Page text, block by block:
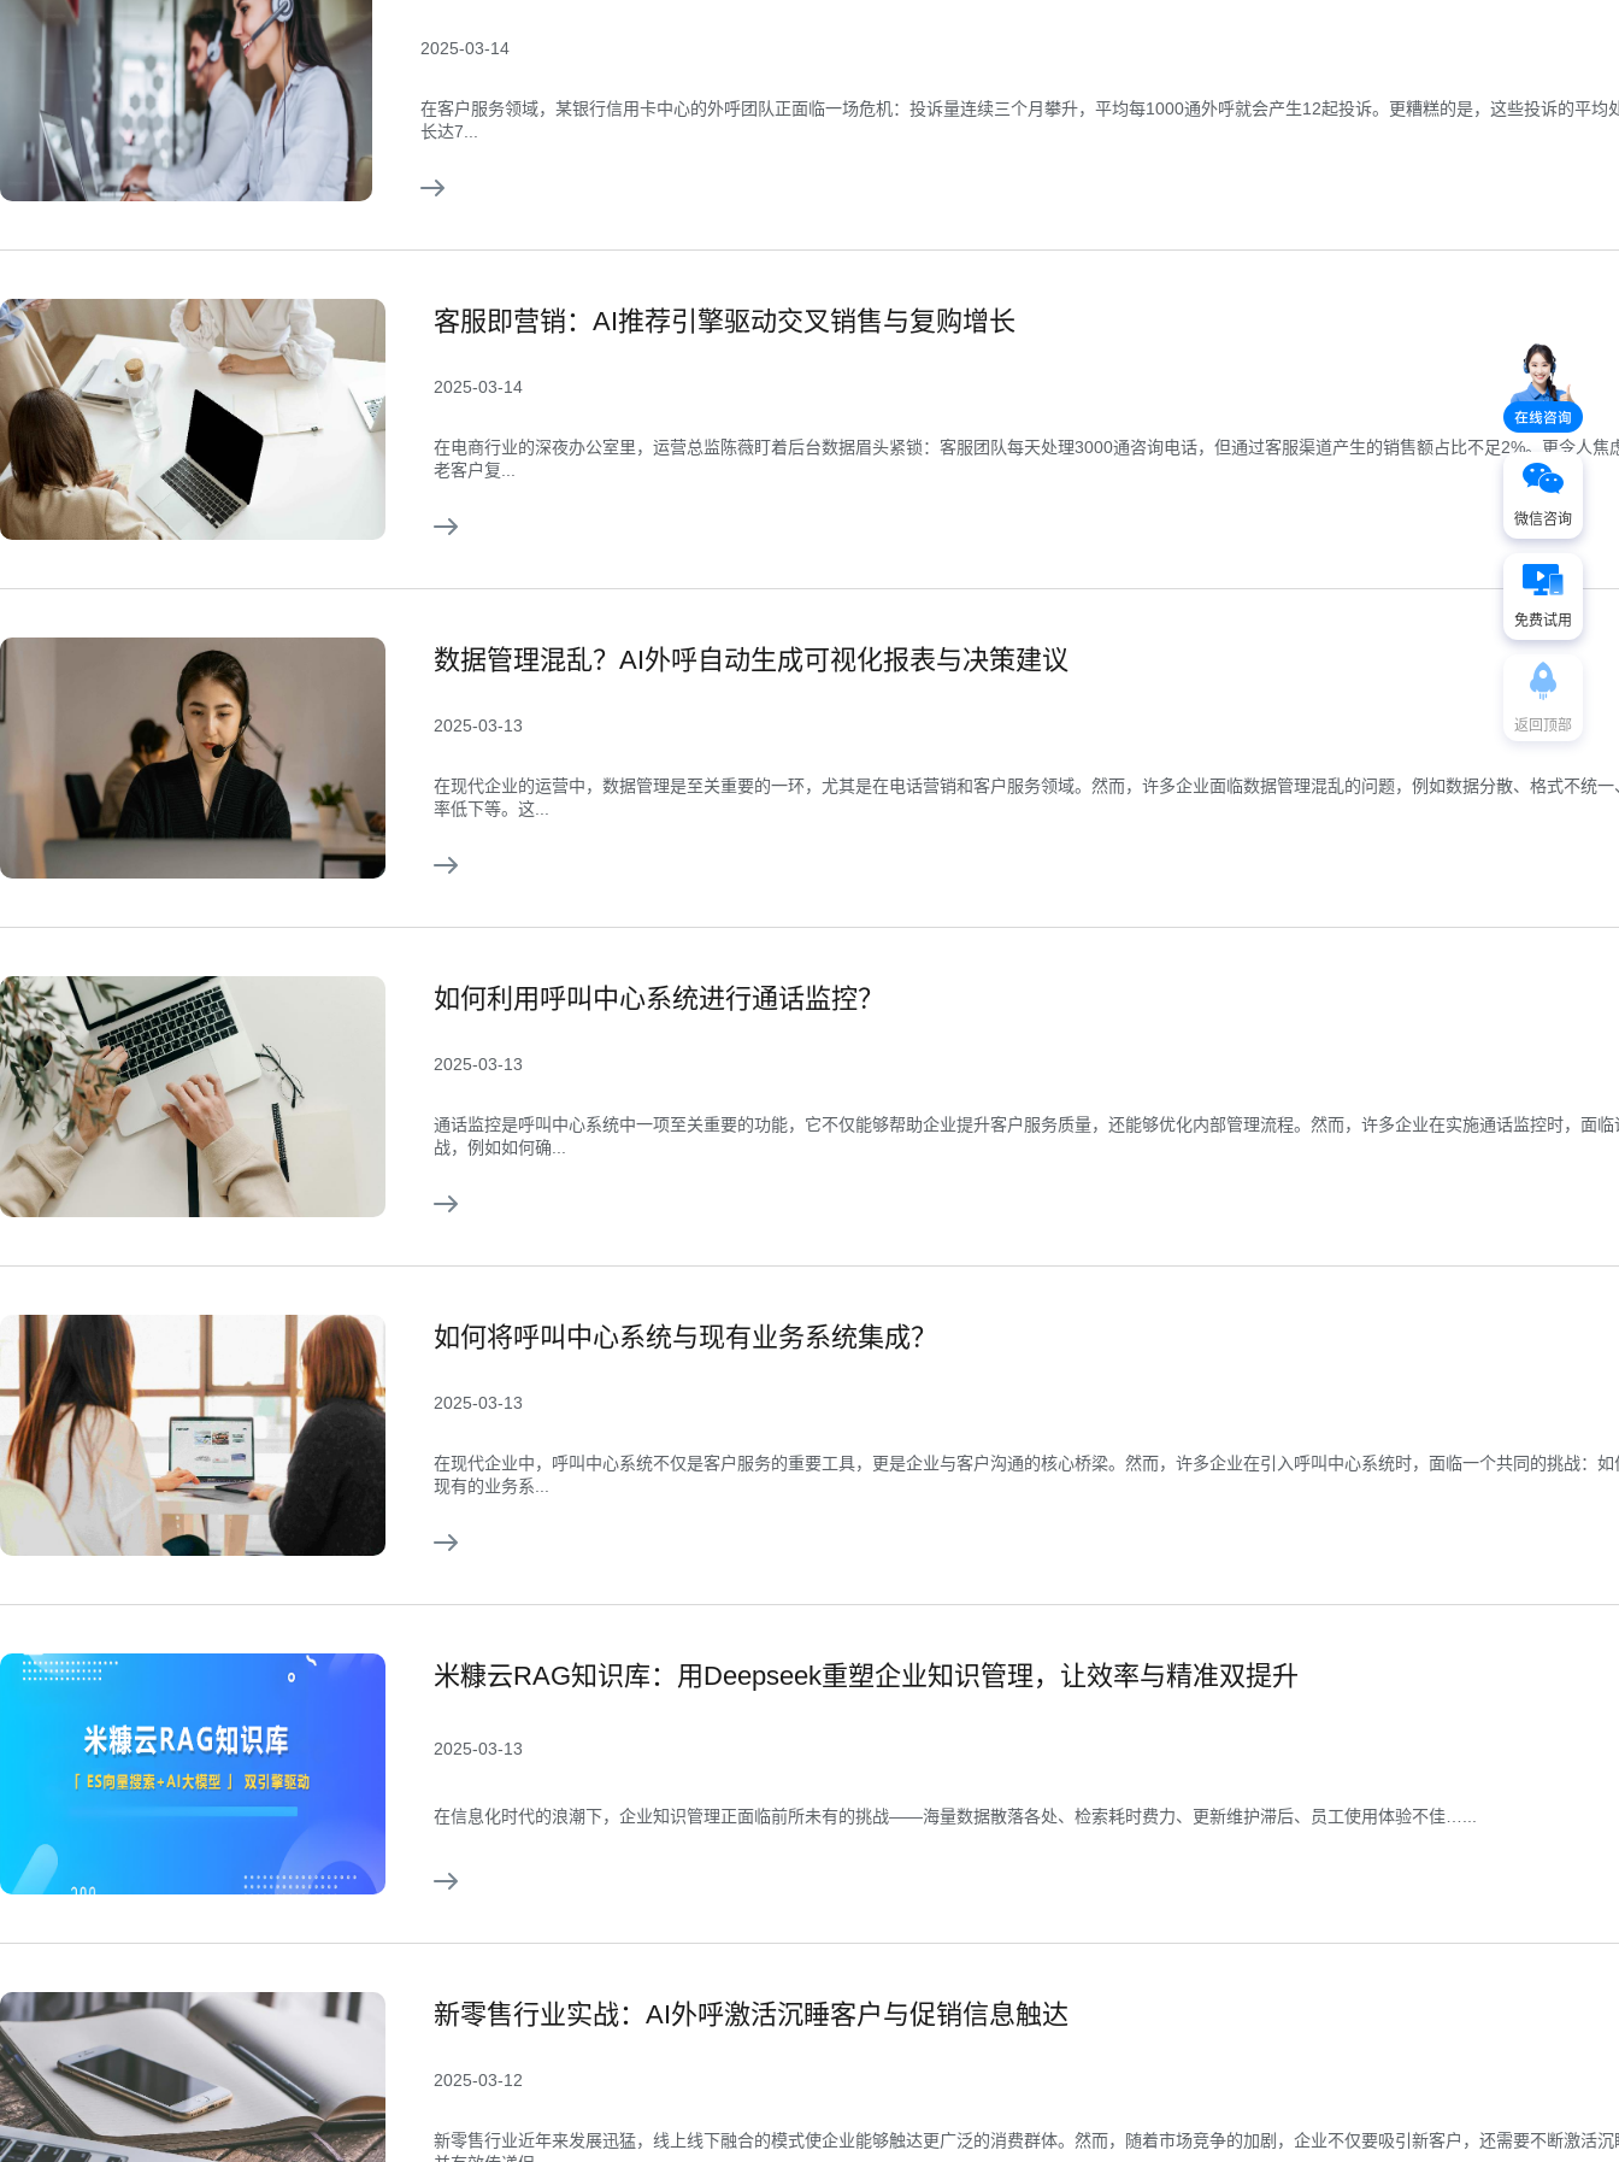
2025-03-14
在客户服务领域，某银行信用卡中心的外呼团队正面临一场危机：投诉量连续三个月攀升，平均每1000通外呼就会产生12起投诉。更糟糕的是，这些投诉的平均
长达7...
客服即营销：AI推荐引擎驱动交叉销售与复购增长
2025-03-14
在电商行业的深夜办公室里，运营总监陈薇盯着后台数据眉头紧锁：客服团队每天处理3000通咨询电话，但通过客服渠道产生的销售额占比不足2%。更令人焦
老客户复...
数据管理混乱？AI外呼自动生成可视化报表与决策建议
2025-03-13
在现代企业的运营中，数据管理是至关重要的一环，尤其是在电话营销和客户服务领域。然而，许多企业面临数据管理混乱的问题，例如数据分散、格式不统一
率低下等。这...
如何利用呼叫中心系统进行通话监控？
2025-03-13
通话监控是呼叫中心系统中一项至关重要的功能，它不仅能够帮助企业提升客户服务质量，还能够优化内部管理流程。然而，许多企业在实施通话监控时，面临
战，例如如何确...
如何将呼叫中心系统与现有业务系统集成？
2025-03-13
在现代企业中，呼叫中心系统不仅是客户服务的重要工具，更是企业与客户沟通的核心桥梁。然而，许多企业在引入呼叫中心系统时，面临一个共同的挑战：如
现有的业务系...
米糠云RAG知识库：用Deepseek重塑企业知识管理，让效率与精准双提升
2025-03-13
在信息化时代的浪潮下，企业知识管理正面临前所未有的挑战——海量数据散落各处、检索耗时费力、更新维护滞后、员工使用体验不佳…...
新零售行业实战：AI外呼激活沉睡客户与促销信息触达
2025-03-12
新零售行业近年来发展迅猛，线上线下融合的模式使企业能够触达更广泛的消费群体。然而，随着市场竞争的加剧，企业不仅要吸引新客户，还需要不断激活沉
微信咨询
免费试用
返回顶部